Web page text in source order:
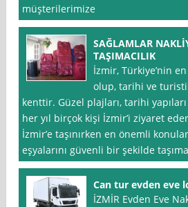
müşterilerimize
SAĞLAMLAR
TAŞIMACILIK
İzmir, Türkiye’nin
olup, tarihi ve
kenttir. Güzel plajları, tarihi
her yıl birçok kişi İzmir’i ziyaret
İzmir’e taşınırken en önemli
eşyalarını güvenli bir şekilde
Can tur evden eve
İZMİR Evden Eve